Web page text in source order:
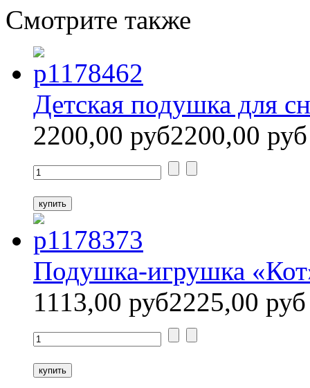
Смотрите также
Детская подушка для
2200,00 руб2200,00 руб
Подушка-игрушка
1113,00 руб2225,00 руб